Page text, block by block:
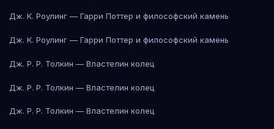
Дж. К. Роулинг — Гарри Поттер и философский камень
Дж. К. Роулинг — Гарри Поттер и философский камень
Дж. Р. Р. Толкин — Властелин колец
Дж. Р. Р. Толкин — Властелин колец
Дж. Р. Р. Толкин — Властелин колец